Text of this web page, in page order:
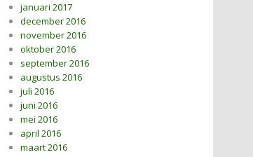
januari 2017
december 2016
november 2016
oktober 2016
september 2016
augustus 2016
juli 2016
juni 2016
mei 2016
april 2016
maart 2016